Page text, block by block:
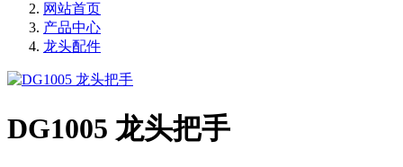
网站首页
产品中心
龙头配件
DG1005 龙头把手